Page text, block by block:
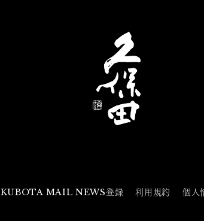
KUBOTA MAIL NEWS登録 利用規約 個人